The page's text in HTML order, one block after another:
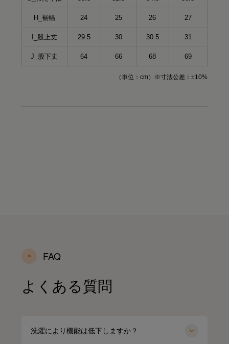
H_裾幅 24 25 26 27
I_股上丈 29.5 30 30.5 31
J_股下丈 64 66 68 69
（単位：cm）※寸法公差：±10%
FAQ
よくある質問
洗濯により機能は低下しますか？